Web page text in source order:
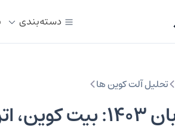
دسته‌بندی
تحلیل آلت کوین ها
واچ لیست ۱۴ آبان